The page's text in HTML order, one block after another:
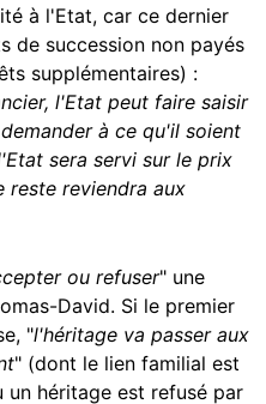
à l'Etat, car ce dernier
de succession non payés
supplémentaires) :
l'Etat peut faire saisir
à ce qu'il soient
sera servi sur le prix
reste reviendra aux
ou refuser" une
David. Si le premier
"l'héritage va passer aux
" (dont le lien familial est
un héritage est refusé par